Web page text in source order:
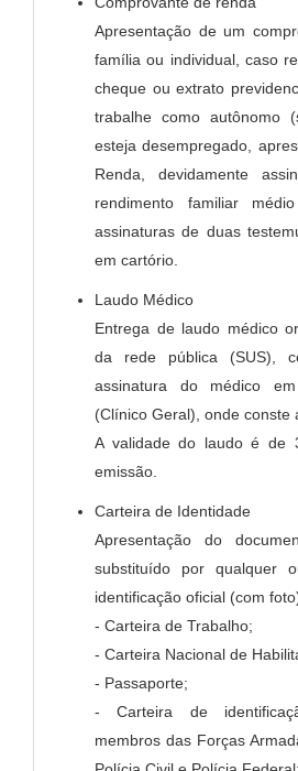
Apresentação de um
família ou individual, caso
cheque ou extrato
trabalhe como autônomo
esteja desempregado,
Renda, devidamente
rendimento familiar
assinaturas de duas
em cartório.
Laudo Médico
Entrega de laudo médico
da rede pública (SUS),
assinatura do médico
(Clínico Geral), onde conste
A validade do laudo é de
emissão.
Carteira de Identidade
Apresentação do
substituído por qualquer
identificação oficial (com
- Carteira de Trabalho;
- Carteira Nacional de
- Passaporte;
- Carteira de
membros das Forças